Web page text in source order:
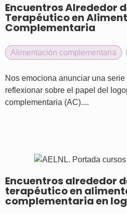
Encuentros Alrededor
Terapéutico en
Complementaria
Alimentación complementaria
Nos emociona anunciar una
reflexionar sobre el papel del
complementaria (AC)....
Encuentros alrededor
terapéutico en
complementaria en